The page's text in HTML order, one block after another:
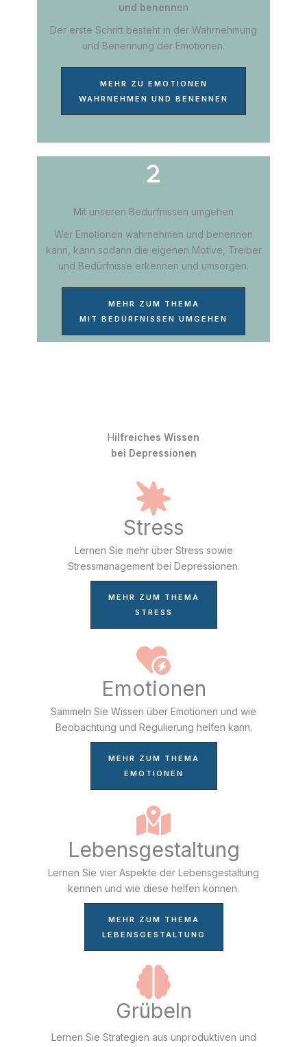
und benennen
Der erste Schritt besteht in der Wahrnehmung
und Benennung der Emotionen.
MEHR ZU EMOTIONEN
WAHRNEHMEN UND BENENNEN
Mit unseren Bedürfnissen umgehen
Wer Emotionen wahrnehmen und benennen
kann, kann sodann die eigenen Motive, Treiber
und Bedürfnisse erkennen und umsorgen.
MEHR ZUM THEMA
MIT BEDÜRFNISSEN UMGEHEN
Hilfreiches Wissen
bei Depressionen
Stress
Lernen Sie mehr über Stress sowie
Stressmanagement bei Depressionen.
MEHR ZUM THEMA
STRESS
Emotionen
Sammeln Sie Wissen über Emotionen und wie
Beobachtung und Regulierung helfen kann.
MEHR ZUM THEMA
EMOTIONEN
Lebensgestaltung
Lernen Sie vier Aspekte der Lebensgestaltung
kennen und wie diese helfen können.
MEHR ZUM THEMA
LEBENSGESTALTUNG
Grübeln
Lernen Sie Strategien aus unproduktiven und